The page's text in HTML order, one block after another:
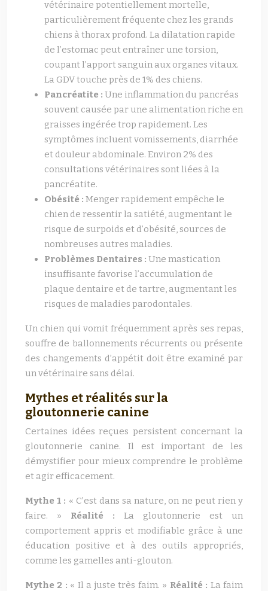
vétérinaire potentiellement mortelle,
particulièrement fréquente chez les grands
chiens à thorax profond. La dilatation rapide
de l’estomac peut entraîner une torsion,
coupant l’apport sanguin aux organes vitaux.
La GDV touche près de 1% des chiens.
Pancréatite : Une inflammation du pancréas
souvent causée par une alimentation riche en
graisses ingérée trop rapidement. Les
symptômes incluent vomissements, diarrhée
et douleur abdominale. Environ 2% des
consultations vétérinaires sont liées à la
pancréatite.
Obésité : Menger rapidement empêche le
chien de ressentir la satiété, augmentant le
risque de surpoids et d’obésité, sources de
nombreuses autres maladies.
Problèmes Dentaires : Une mastication
insuffisante favorise l’accumulation de
plaque dentaire et de tartre, augmentant les
risques de maladies parodontales.
Un chien qui vomit fréquemment après ses repas,
souffre de ballonnements récurrents ou présente
des changements d’appétit doit être examiné par
un vétérinaire sans délai.
Mythes et réalités sur la
gloutonnerie canine
Certaines idées reçues persistent concernant la
gloutonnerie canine. Il est important de les
démystifier pour mieux comprendre le problème
et agir efficacement.
Mythe 1 : « C’est dans sa nature, on ne peut rien y
faire. » Réalité : La gloutonnerie est un
comportement appris et modifiable grâce à une
éducation positive et à des outils appropriés,
comme les gamelles anti-glouton.
Mythe 2 : « Il a juste très faim. » Réalité : La faim